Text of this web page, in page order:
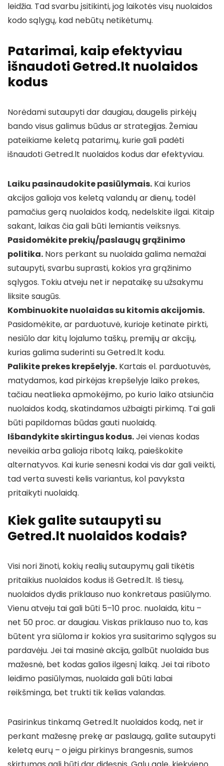
leidžia. Tad svarbu įsitikinti, jog laikotės visų nuolaidos
kodo sąlygų, kad nebūtų netikėtumų.
Patarimai, kaip efektyviau
išnaudoti Getred.lt nuolaidos
kodus
Norėdami sutaupyti dar daugiau, daugelis pirkėjų
bando visus galimus būdus ar strategijas. Žemiau
pateikiame keletą patarimų, kurie gali padėti
išnaudoti Getred.lt nuolaidos kodus dar efektyviau.
Laiku pasinaudokite pasiūlymais. Kai kurios
akcijos galioja vos keletą valandų ar dienų, todėl
pamačius gerą nuolaidos kodą, nedelskite ilgai. Kitaip
sakant, laikas čia gali būti lemiantis veiksnys.
Pasidomėkite prekių/paslaugų grąžinimo
politika. Nors perkant su nuolaida galima nemažai
sutaupyti, svarbu suprasti, kokios yra grąžinimo
sąlygos. Tokiu atveju net ir nepataikę su užsakymu
liksite saugūs.
Kombinuokite nuolaidas su kitomis akcijomis.
Pasidomėkite, ar parduotuvė, kurioje ketinate pirkti,
nesiūlo dar kitų lojalumo taškų, premijų ar akcijų,
kurias galima suderinti su Getred.lt kodu.
Palikite prekes krepšelyje. Kartais el. parduotuvės,
matydamos, kad pirkėjas krepšelyje laiko prekes,
tačiau neatlieka apmokėjimo, po kurio laiko atsiunčia
nuolaidos kodą, skatindamos užbaigti pirkimą. Tai gali
būti papildomas būdas gauti nuolaidą.
Išbandykite skirtingus kodus.Jei vienas kodas
neveikia arba galioja ribotą laiką, paieškokite
alternatyvos. Kai kurie senesni kodai vis dar gali veikti,
tad verta suvesti kelis variantus, kol pavyksta
pritaikyti nuolaidą.
Kiek galite sutaupyti su
Getred.lt nuolaidos kodais?
Visi nori žinoti, kokių realių sutaupymų gali tikėtis
pritaikius nuolaidos kodus iš Getred.lt. Iš tiesų,
nuolaidos dydis priklauso nuo konkretaus pasiūlymo.
Vienu atveju tai gali būti 5–10 proc. nuolaida, kitu –
net 50 proc. ar daugiau. Viskas priklauso nuo to, kas
būtent yra siūloma ir kokios yra susitarimo sąlygos su
pardavėju. Jei tai masinė akcija, galbūt nuolaida bus
mažesnė, bet kodas galios ilgesnį laiką. Jei tai riboto
leidimo pasiūlymas, nuolaida gali būti labai
reikšminga, bet trukti tik kelias valandas.
Pasirinkus tinkamą Getred.lt nuolaidos kodą, net ir
perkant mažesnę prekę ar paslaugą, galite sutaupyti
keletą eurų – o jeigu pirkinys brangesnis, sumos